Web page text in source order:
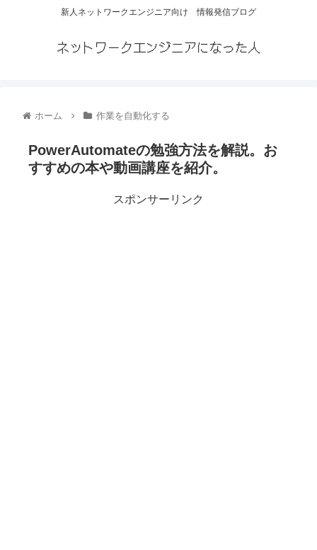
新人ネットワークエンジニア向け 情報発信ブログ
ネットワークエンジニアになった人
ホーム 作業を自動化する
PowerAutomateの勉強方法を解説。お
すすめの本や動画講座を紹介。
スポンサーリンク